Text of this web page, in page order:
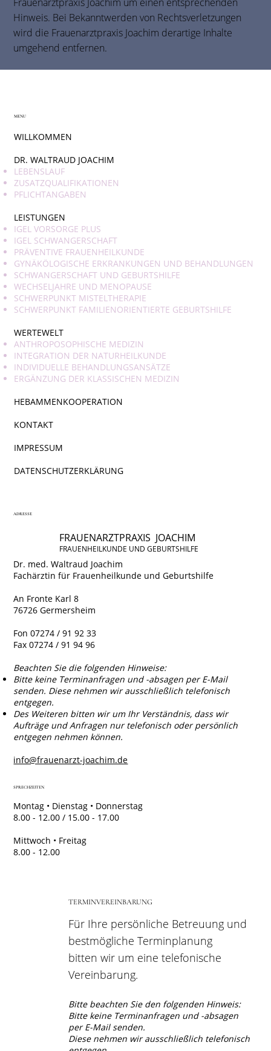
Hinweis. Bei Bekanntwerden von Rechtsverletzungen
wird die Frauenarztpraxis Joachim derartige Inhalte
umgehend entfernen.
MENU
WILLKOMMEN
DR. WALTRAUD JOACHIM
LEBENSLAUF
ZUSATZQUALIFIKATIONEN
PFLICHTANGABEN
LEISTUNGEN
IGEL VORSORGE PLUS
IGEL SCHWANGERSCHAFT
PRÄVENTIVE FRAUENHEILKUNDE
GYNÄKÖLOGISCHE ERKRANKUNGEN UND BEHANDLUNGEN
SCHWANGERSCHAFT UND GEBURTSHILFE
WECHSELJAHRE UND MENOPAUSE
SCHWERPUNKT MISTELTHERAPIE
SCHWERPUNKT FAMILIENORIENTIERTE GEBURTSHILFE
WERTEWELT
ANTHROPOSOPHISCHE MEDIZIN
INTEGRATION DER NATURHEILKUNDE
INDIVIDUELLE BEHANDLUNGSANSÄTZE
ERGÄNZUNG DER KLASSISCHEN MEDIZIN
HEBAMMENKOOPERATION
KONTAKT
IMPRESSUM
DATENSCHUTZERKLÄRUNG
ADRESSE
FRAUENARZTPRAXIS JOACHIM
FRAUENHEILKUNDE UND GEBURTSHILFE
Dr. med. Waltraud Joachim
Fachärztin für Frauenheilkunde und Geburtshilfe
An Fronte Karl 8
76726 Germersheim
Fon 07274 / 91 92 33
Fax 07274 / 91 94 96
Beachten Sie die folgenden Hinweise:
Bitte keine Terminanfragen und -absagen per E-Mail
senden. Diese nehmen wir ausschließlich telefonisch
entgegen.
Des Weiteren bitten wir um Ihr Verständnis, dass wir
Aufträge und Anfragen nur telefonisch oder persönlich
entgegen nehmen können.
info@frauenarzt-joachim.de
SPRECHZEITEN
Montag • Dienstag • Donnerstag
8.00 - 12.00 / 15.00 - 17.00
Mittwoch • Freitag
8.00 - 12.00
TERMINVEREINBARUNG
Für Ihre persönliche Betreuung und
bestmögliche Terminplanung
bitten wir um eine telefonische
Vereinbarung.
Bitte beachten Sie den folgenden Hinweis:
Bitte keine Terminanfragen und -absagen
per E-Mail senden.
Diese nehmen wir ausschließlich telefonisch